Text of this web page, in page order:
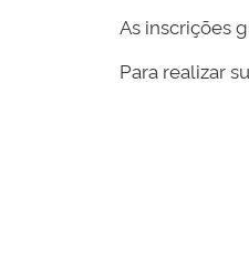
As inscrições
Para realizar